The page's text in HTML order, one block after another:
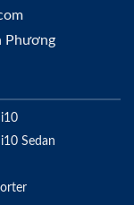
Phương
Sedan